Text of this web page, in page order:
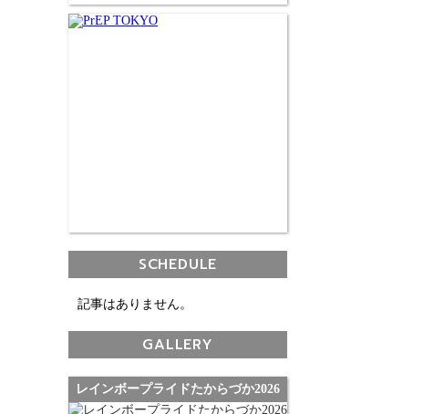
SCHEDULE
記事はありません。
GALLERY
レインボープライドたからづか2026